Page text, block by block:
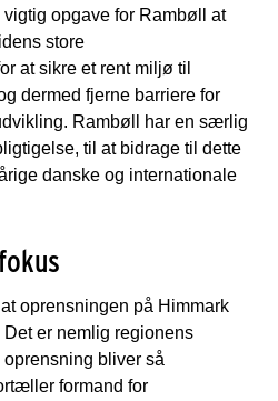
opgave for Rambøll at
store
at sikre et rent miljø til
dermed fjerne barriere for
Rambøll har en særlig
til at bidrage til dette
danske og internationale
oprensningen på Himmark
er nemlig regionens
bliver så
formand for